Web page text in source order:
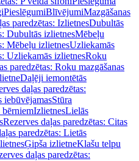
PieslēgumiBlīvējumiMazgāšanas
paredzētas: IzlietnesDubultās
Dubultās izlietnesMēbeļu
Mēbeļu izlietnesUzliekamās
Uzliekamās izlietnesRoku
paredzētas: Roku mazgāšanas
Daļēji iemontētās
daļas paredzētas:
iebūvējamasStūra
bērniemIzlietnesLielās
Rezerves daļas paredzētas: Citas
paredzētas: Lietās
Ģipša izlietneKlašu telpu
daļas paredzētas: